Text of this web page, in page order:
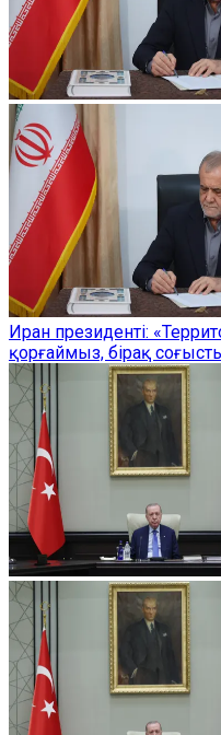
Иран президенті:
қорғаймыз, бірақ